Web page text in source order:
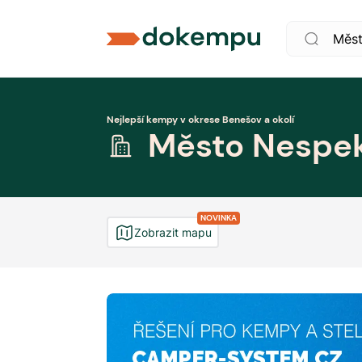
Nejlepší kempy v okrese Benešov a okolí
Město
NOVINKA
Zobrazit mapu